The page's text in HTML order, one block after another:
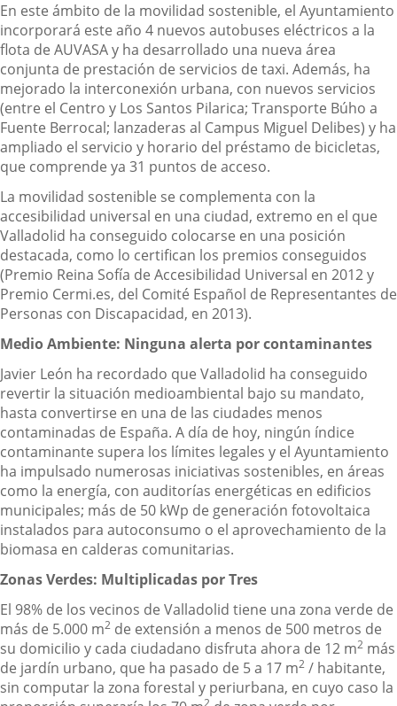
En este ámbito de la movilidad sostenible, el Ayuntamiento
incorporará este año 4 nuevos autobuses eléctricos a la
flota de AUVASA y ha desarrollado una nueva área
conjunta de prestación de servicios de taxi. Además, ha
mejorado la interconexión urbana, con nuevos servicios
(entre el Centro y Los Santos Pilarica; Transporte Búho a
Fuente Berrocal; lanzaderas al Campus Miguel Delibes) y ha
ampliado el servicio y horario del préstamo de bicicletas,
que comprende ya 31 puntos de acceso.
La movilidad sostenible se complementa con la
accesibilidad universal en una ciudad, extremo en el que
Valladolid ha conseguido colocarse en una posición
destacada, como lo certifican los premios conseguidos
(Premio Reina Sofía de Accesibilidad Universal en 2012 y
Premio Cermi.es, del Comité Español de Representantes de
Personas con Discapacidad, en 2013).
Medio Ambiente: Ninguna alerta por contaminantes
Javier León ha recordado que Valladolid ha conseguido
revertir la situación medioambiental bajo su mandato,
hasta convertirse en una de las ciudades menos
contaminadas de España. A día de hoy, ningún índice
contaminante supera los límites legales y el Ayuntamiento
ha impulsado numerosas iniciativas sostenibles, en áreas
como la energía, con auditorías energéticas en edificios
municipales; más de 50 kWp de generación fotovoltaica
instalados para autoconsumo o el aprovechamiento de la
biomasa en calderas comunitarias.
Zonas Verdes: Multiplicadas por Tres
El 98% de los vecinos de Valladolid tiene una zona verde de
más de 5.000 m2 de extensión a menos de 500 metros de
su domicilio y cada ciudadano disfruta ahora de 12 m2 más
de jardín urbano, que ha pasado de 5 a 17 m2 / habitante,
sin computar la zona forestal y periurbana, en cuyo caso la
2